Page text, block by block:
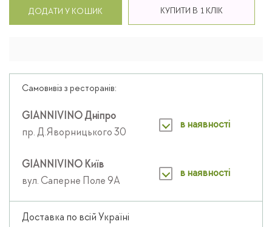
ДОДАТИ У КОШИК КУПИТИ В 1 КЛІК
Самовивіз з ресторанів:
GIANNIVINO Дніпро
пр. Д.Яворницького 30
в наявності
GIANNIVINO Київ
вул. Саперне Поле 9А
в наявності
Доставка по всій Україні